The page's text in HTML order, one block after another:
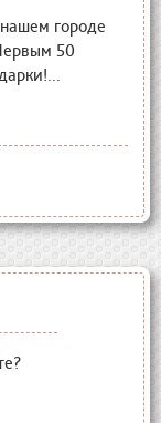
городе
50